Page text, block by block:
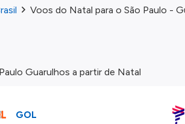
Voos do Natal para o São Paulo -
Guarulhos a partir de Natal
GOL